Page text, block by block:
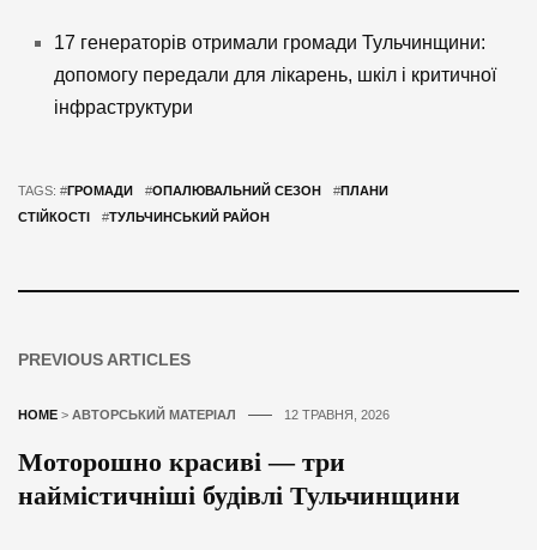
17 генераторів отримали громади Тульчинщини:
допомогу передали для лікарень, шкіл і критичної
інфраструктури
TAGS: #ГРОМАДИ #ОПАЛЮВАЛЬНИЙ СЕЗОН #ПЛАНИ
СТІЙКОСТІ
#ТУЛЬЧИНСЬКИЙ РАЙОН
PREVIOUS ARTICLES
HOME > АВТОРСЬКИЙ МАТЕРІАЛ 12 ТРАВНЯ, 2026
Моторошно красиві — три
наймістичніші будівлі Тульчинщини